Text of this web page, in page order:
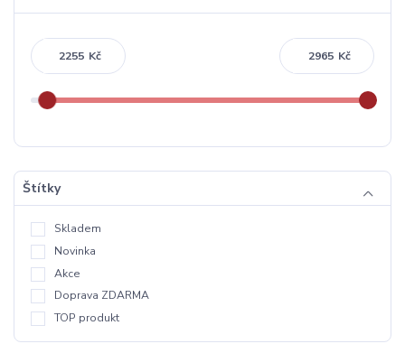
Kč Kč
Štítky
Skladem
Novinka
Akce
Doprava ZDARMA
TOP produkt